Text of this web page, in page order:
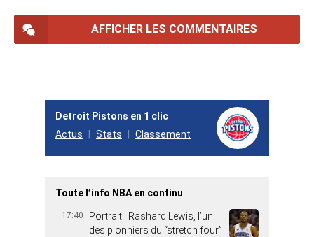
AFFICHER LES COMMENTAIRES
Detroit Pistons en 1 clic
Actus
Stats Classement
Toute l’info NBA en continu
17:40
Portrait | Rashard Lewis, l’un
des pionniers du “stretch four”